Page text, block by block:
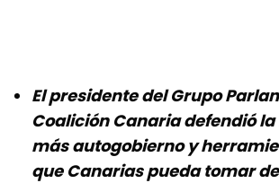
El presidente del Grupo
Coalición Canaria defendió
más autogobierno y
que Canarias pueda tomar